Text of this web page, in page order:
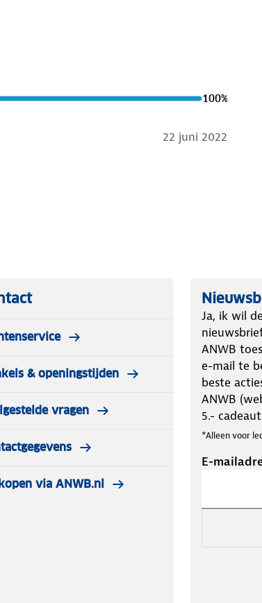
100%
22 juni 2022
& openingstijden
vragen
via ANWB.nl
Ja, ik wil
ANWB
e-mail te
beste
ANWB
5.-
*Alleen voor
E-